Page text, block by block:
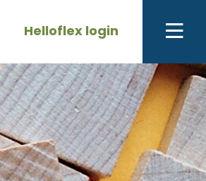
Helloflex login